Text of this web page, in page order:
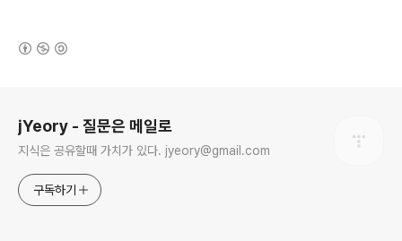
jYeory - 질문은 메일로
지식은 공유할때 가치가 있다. jyeory@gmail.com
구독하기